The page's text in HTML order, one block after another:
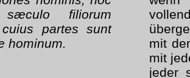
filiorum
partes sunt
hominum.
mit
mit
jeder